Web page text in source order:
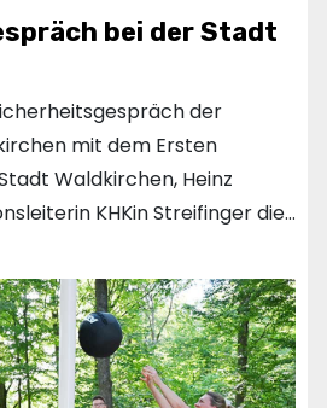
bei der Stadt
der
mit dem Ersten
Waldkirchen, Heinz
KHKin Streifinger die…